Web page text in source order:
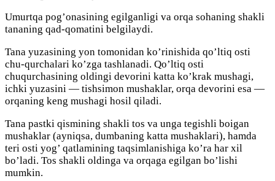
Umurtqa pog’onasining egilganligi va orqa sohaning shakli
tananing qad-qomatini belgilaydi.
Tana yuzasining yon tomonidan ko’rinishida qo’ltiq osti
chu-qurchalari ko’zga tashlanadi. Qo’ltiq osti
chuqurchasining oldingi devorini katta ko’krak mushagi,
ichki yuzasini — tishsimon mushaklar, orqa devorini esa —
orqaning keng mushagi hosil qiladi.
Tana pastki qismining shakli tos va unga tegishli boigan
mushaklar (ayniqsa, dumbaning katta mushaklari), hamda
teri osti yog’ qatlamining taqsimlanishiga ko’ra har xil
bo’ladi. Tos shakli oldinga va orqaga egilgan bo’lishi
mumkin.